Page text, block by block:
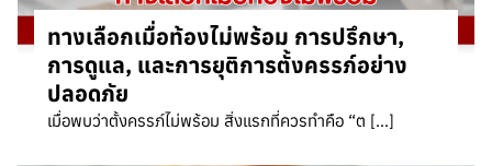
ทางเลือกเมื่อท้องไม่พร้อม การปรึกษา,
การดูแล, และการยุติการตั้งครรภ์อย่าง
ปลอดภัย
เมื่อพบว่าตั้งครรภ์ไม่พร้อม สิ่งแรกที่ควรทำคือ “ต […]